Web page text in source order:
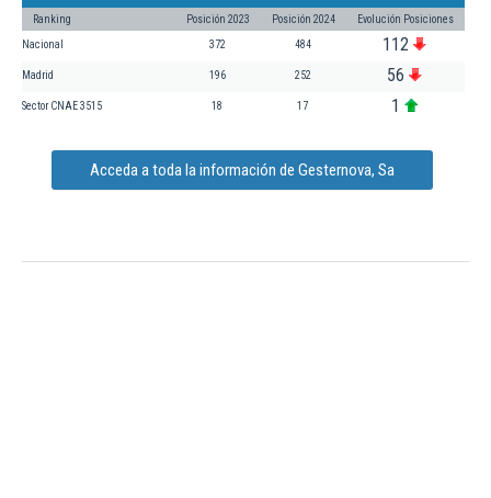
Ranking Posición 2023 Posición 2024 Evolución Posiciones
Nacional 372 484 112
Madrid 196 252 56
Sector CNAE 3515 18 17 1
Acceda a toda la información de Gesternova, Sa